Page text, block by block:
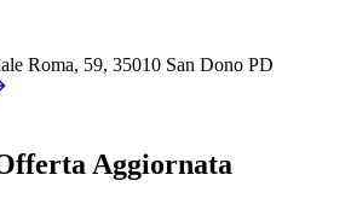
Roma, 59, 35010 San Dono PD
Aggiornata